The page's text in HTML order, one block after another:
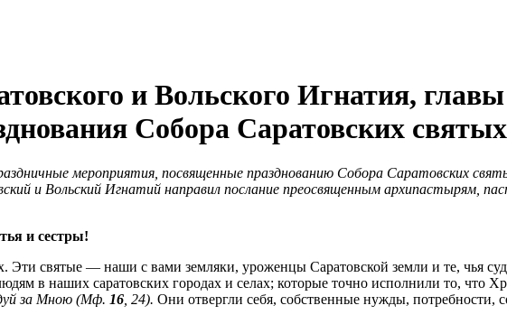
и Вольского Игнатия,
Собора Саратовских святых
мероприятия, посвященные празднованию Собора Саратовских
и Вольский Игнатий направил послание преосвященным архипастырям,
и сестры!
святые — наши с вами земляки, уроженцы Саратовской земли и те, чья
в наших саратовских городах и селах; которые точно исполнили то, что
за Мною (Мф. 16 , 24). Они отвергли себя, собственные нужды, потребности,